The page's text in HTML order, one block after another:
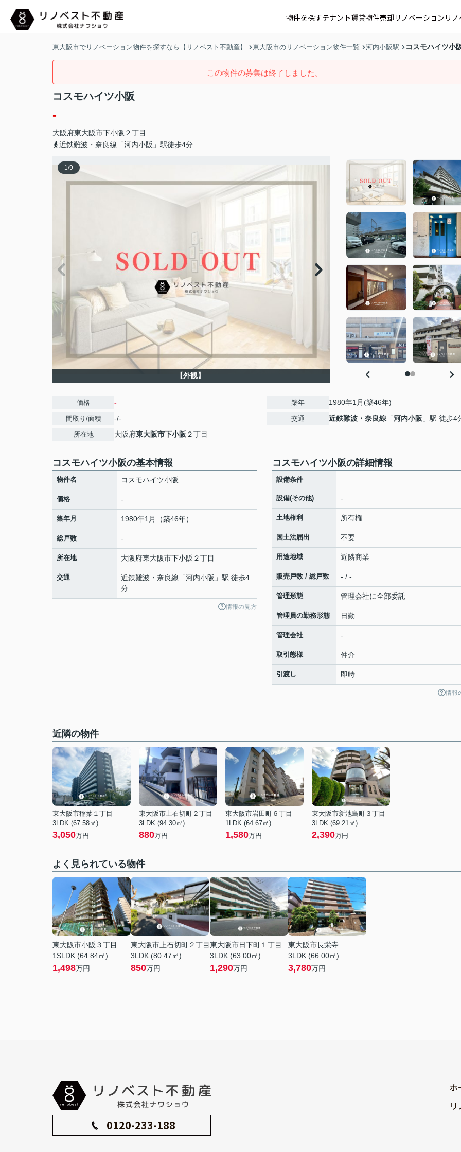
物件を探すテナント賃貸物件売却リノベーション リ
東大阪市でリノベーション物件を探すなら【リノベスト不動産】 東大阪市のリノベーション物件一覧 河内小阪駅 コスモハイツ小
この物件の募集は終了しました。
コスモハイツ小阪
-
大阪府東大阪市下小阪 ２丁目
近鉄難波・奈良線「河内小阪」駅徒歩4分
1/9
【外観】
価格 -
間取り/面積 -/-
所在地 大阪府東大阪市下小阪 ２丁目
築年 1980年1月(築46年)
交通 近鉄難波・奈良線 「河内小阪 」駅 徒歩4
コスモハイツ小阪の基本情報
物件名 コスモハイツ小阪
価格 -
築年月 1980年1月（築46年）
総戸数 -
所在地 大阪府東大阪市下小阪 ２丁目
交通 近鉄難波・奈良線 「河内小阪 」駅 徒歩4
分
情報の見方
コスモハイツ小阪の詳細情報
設備条件
設備(その他) -
土地権利 所有権
国土法届出 不要
用途地域 近隣商業
販売戸数 / 総戸数 - / -
管理形態 管理会社に全部委託
管理員の勤務形態 日勤
管理会社 -
取引態様 仲介
引渡し 即時
情報
近隣の物件
東大阪市稲葉１丁目
3LDK (67.58㎡)
3,050万円
東大阪市上石切町２丁目
3LDK (94.30㎡)
880万円
東大阪市岩田町６丁目
1LDK (64.67㎡)
1,580万円
東大阪市新池島町３丁目
3LDK (69.21㎡)
2,390万円
よく見られている物件
東大阪市小阪３丁目
1SLDK (64.84㎡)
1,498万円
東大阪市上石切町２丁目
3LDK (80.47㎡)
850万円
東大阪市日下町１丁目
3LDK (63.00㎡)
1,290万円
東大阪市長栄寺
3LDK (66.00㎡)
3,780万円
0120-233-188
ホ